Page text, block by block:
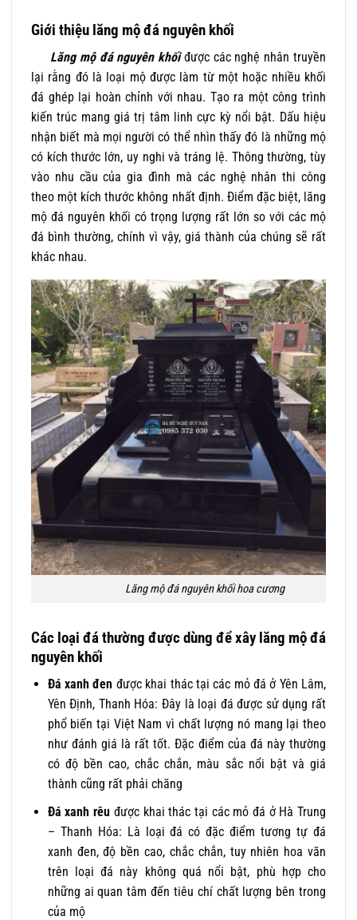
Giới thiệu lăng mộ đá nguyên khối
Lăng mộ đá nguyên khốiđược các nghệ nhân truyền
lại rằng đó là loại mộ được làm từ một hoặc nhiều khối
đá ghép lại hoàn chỉnh với nhau. Tạo ra một công trình
kiến trúc mang giá trị tâm linh cực kỳ nổi bật. Dấu hiệu
nhận biết mà mọi người có thể nhìn thấy đó là những mộ
có kích thước lớn, uy nghi và tráng lệ. Thông thường, tùy
vào nhu cầu của gia đình mà các nghệ nhân thi công
theo một kích thước không nhất định. Điểm đặc biệt, lăng
mộ đá nguyên khối có trọng lượng rất lớn so với các mộ
đá bình thường, chính vì vậy, giá thành của chúng sẽ rất
khác nhau.
Lăng mộ đá nguyên khối hoa cương
Các loại đá thường được dùng để xây lăng mộ đá
nguyên khối
Đá xanh đen được khai thác tại các mỏ đá ở Yên Lâm,
Yên Định, Thanh Hóa: Đây là loại đá được sử dụng rất
phổ biến tại Việt Nam vì chất lượng nó mang lại theo
như đánh giá là rất tốt. Đặc điểm của đá này thường
có độ bền cao, chắc chắn, màu sắc nổi bật và giá
thành cũng rất phải chăng
Đá xanh rêu được khai thác tại các mỏ đá ở Hà Trung
– Thanh Hóa: Là loại đá có đặc điểm tương tự đá
xanh đen, độ bền cao, chắc chắn, tuy nhiên hoa văn
trên loại đá này không quá nổi bật, phù hợp cho
những ai quan tâm đến tiêu chí chất lượng bên trong
của mộ